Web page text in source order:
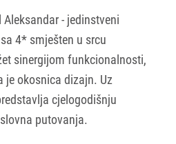
- jedinstveni
4* smješten u srcu
sinergijom funkcionalnosti,
je okosnica dizajn. Uz
cjelogodišnju
putovanja.